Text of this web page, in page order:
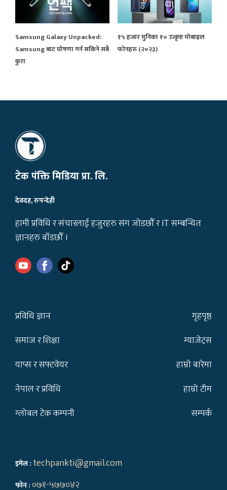
Samsung Galaxy Unpacked:
Samsung बाट घोषणा गर्न सकिने सबै
कुरा
१५ हजार मुनिका १० उत्कृष्ट मोबाइल
फोनहरु (२०२३)
टेक पंक्ति मिडिया प्रा. लि.
देवदह, रुपन्देही
हामी प्रविधि र संचारलाई हजुरहरु संग जोडछौँ र IT सम्बन्धित
ज्ञानहरु बाँडछौँ ।
प्रविधि ज्ञान
समाज र शिक्षा
याप्स र सफ्टवेयर
नेपाल र प्रविधि
ग्लोबल टेक कम्पनी
गृहपृष्ठ
ग्याजेट्स
हाम्रो बारेमा
हाम्रो टीम
सम्पर्क
इमेल : techpankti@gmail.com
फोन : ०७१-५७७०४२